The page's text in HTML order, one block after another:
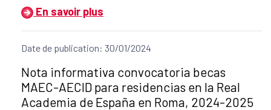
En savoir plus
Date de publication: 30/01/2024
Título del anuncio:
Nota informativa convocatoria becas
MAEC-AECID para residencias en la Real
Academia de España en Roma, 2024-2025